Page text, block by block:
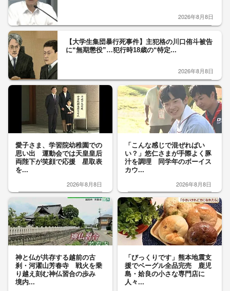
2026年8月8日
【大学生集団暴行死事件】主犯格の川口侑斗被告
に“無期懲役”…犯行時18歳の“特定...
2026年8月8日
愛子さま、学習院幼稚園での
思い出 運動会では天皇皇后
両陛下が笑顔で応援 星取表
を...
2026年8月8日
「こんな感じで混ぜればい
い？」悠仁さまが手際よく豚
汁を調理 同学年のボーイス
カウ...
2026年8月8日
神と仏が共存する越前の古
刹・河濯山芳春寺 戦火を乗
り越え刻む神仏習合の歩み
境内...
「びっくりです」熊本地震支
援でベーグル全品完売 鹿児
島・姶良の小さな専門店に
人々...